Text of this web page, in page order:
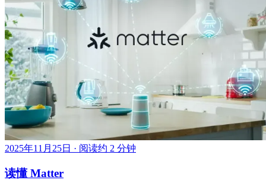
2025年11月25日 · 阅读约 2 分钟
读懂 Matter